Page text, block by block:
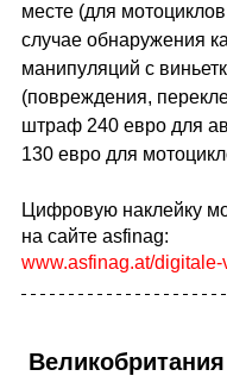
месте (для
случае обнаружения
манипуляций с
(повреждения,
штраф 240 евро для
130 евро для
Цифровую наклейку
на сайте asfinag:
www.asfinag.at/digitale-
Великобритания